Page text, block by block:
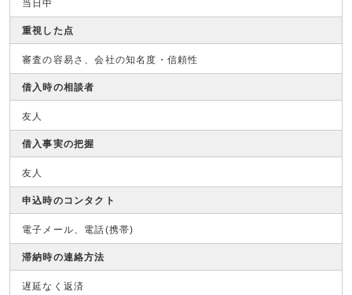
当日中
重視した点
審査の容易さ、会社の知名度・信頼性
借入時の相談者
友人
借入事実の把握
友人
申込時のコンタクト
電子メール、電話(携帯)
滞納時の連絡方法
遅延なく返済